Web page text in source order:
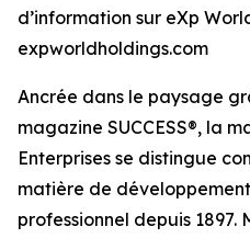
d’information sur eXp
expworldholdings.com
Ancrée dans le paysage
magazine SUCCESS®, la
Enterprises se distingue
matière de
professionnel depuis 1897.